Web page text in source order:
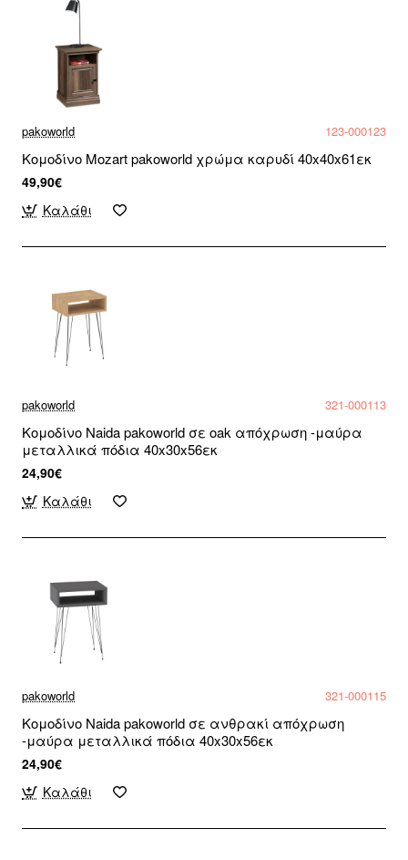
pakoworld 123-000123
Κομοδίνο Mozart pakoworld χρώμα καρυδί 40x40x61εκ
49,90€
Καλάθι
pakoworld 321-000113
Κομοδίνο Naida pakoworld σε oak απόχρωση -μαύρα
μεταλλικά πόδια 40x30x56εκ
24,90€
Καλάθι
pakoworld 321-000115
Κομοδίνο Naida pakoworld σε ανθρακί απόχρωση
-μαύρα μεταλλικά πόδια 40x30x56εκ
24,90€
Καλάθι